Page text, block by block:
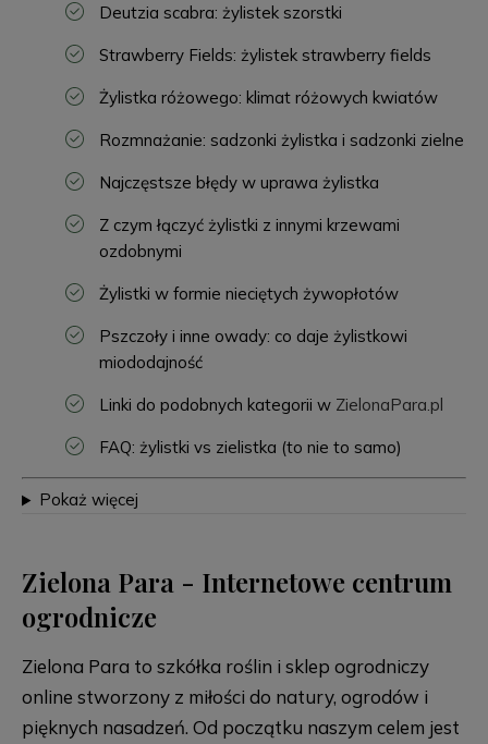
Deutzia scabra: żylistek szorstki
Strawberry Fields: żylistek strawberry fields
Żylistka różowego: klimat różowych kwiatów
Rozmnażanie: sadzonki żylistka i sadzonki zielne
Najczęstsze błędy w uprawa żylistka
Z czym łączyć żylistki z innymi krzewami
ozdobnymi
Żylistki w formie nieciętych żywopłotów
Pszczoły i inne owady: co daje żylistkowi
miododajność
Linki do podobnych kategorii w ZielonaPara.pl
FAQ: żylistki vs zielistka (to nie to samo)
Pokaż więcej
Zielona Para - Internetowe centrum
ogrodnicze
Zielona Para to szkółka roślin i sklep ogrodniczy
online stworzony z miłości do natury, ogrodów i
pięknych nasadzeń. Od początku naszym celem jest